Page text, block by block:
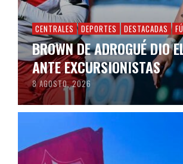
CENTRALES DEPORTES DESTACADAS
BROWN DE ADROGUÉ DIO
ANTE EXCURSIONISTAS
8 AGOSTO, 2026